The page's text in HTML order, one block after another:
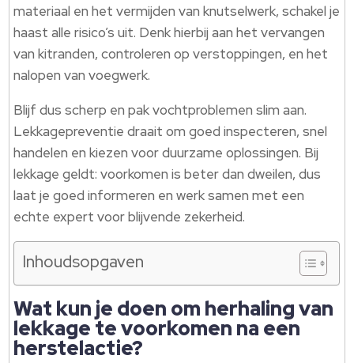
materiaal en het vermijden van knutselwerk, schakel je
haast alle risico’s uit. Denk hierbij aan het vervangen
van kitranden, controleren op verstoppingen, en het
nalopen van voegwerk.
Blijf dus scherp en pak vochtproblemen slim aan.
Lekkagepreventie draait om goed inspecteren, snel
handelen en kiezen voor duurzame oplossingen. Bij
lekkage geldt: voorkomen is beter dan dweilen, dus
laat je goed informeren en werk samen met een
echte expert voor blijvende zekerheid.
Inhoudsopgaven
Wat kun je doen om herhaling van
lekkage te voorkomen na een
herstelactie?